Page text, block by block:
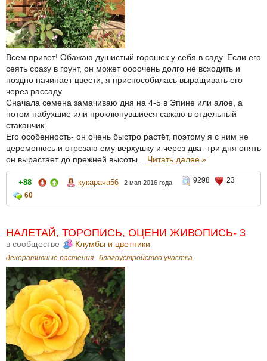
Всем привет! Обажаю душистый горошек у себя в саду. Если его
сеять сразу в грунт, он может оооочень долго не всходить и
поздно начинает цвести, я приспособилась выращивать его
через рассаду
Сначала семена замачиваю дня на 4-5 в Эпине или алое, а
потом набухшие или проклюнувшиеся сажаю в отдельный
стаканчик.
Его особенность- он очень быстро растёт, поэтому я с ним не
церемонюсь и отрезаю ему верхушку и через два- три дня опять
он вырастает до прежней высоты... Читать далее»
+88 кукарача56 2 мая 2016 года 9298
23
60
НАЛЕТАЙ, ТОРОПИСЬ, ОЦЕНИ ЖИВОПИСЬ- 3
в сообществе Клумбы и цветники
декоративные растения благоустройство участка